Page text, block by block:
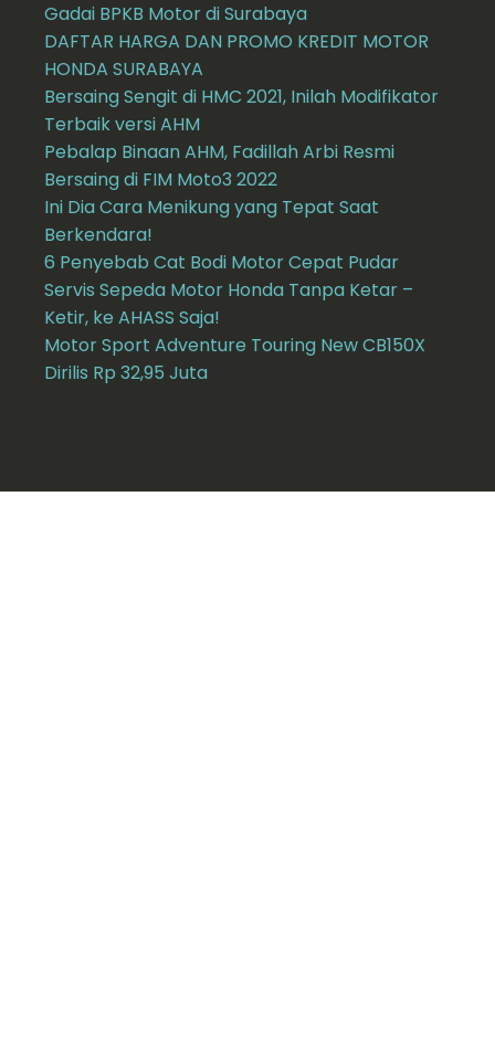
Gadai BPKB Motor di Surabaya
DAFTAR HARGA DAN PROMO KREDIT MOTOR
HONDA SURABAYA
Bersaing Sengit di HMC 2021, Inilah Modifikator
Terbaik versi AHM
Pebalap Binaan AHM, Fadillah Arbi Resmi
Bersaing di FIM Moto3 2022
Ini Dia Cara Menikung yang Tepat Saat
Berkendara!
6 Penyebab Cat Bodi Motor Cepat Pudar
Servis Sepeda Motor Honda Tanpa Ketar –
Ketir, ke AHASS Saja!
Motor Sport Adventure Touring New CB150X
Dirilis Rp 32,95 Juta